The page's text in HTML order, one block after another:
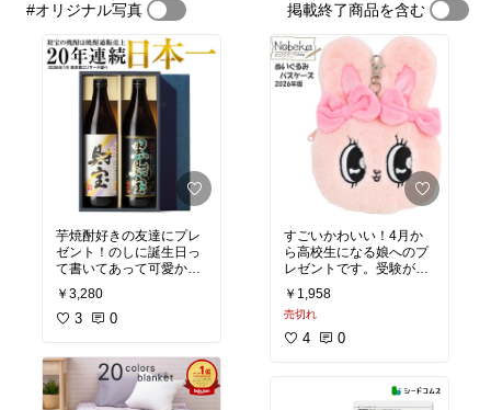
#オリジナル写真 掲載終了商品を含む
芋焼酎好きの友達にプレ
ゼント！のしに誕生日っ
て書いてあって可愛かっ
たです！とっても喜んで
もらえました！
￥3,280
3 0
すごいかわいい！4月か
ら高校生になる娘へのプ
レゼントです。受験が終
わったら渡す予定です。
￥1,958
売切れ
4 0